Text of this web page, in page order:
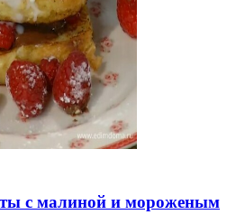
с малиной и мороженым